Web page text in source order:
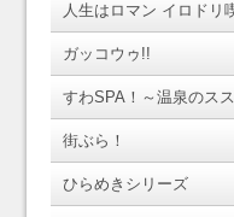
人生はロマン イロドリ
ガッコウゥ!!
すわSPA！～温泉のス
街ぶら！
ひらめきシリーズ